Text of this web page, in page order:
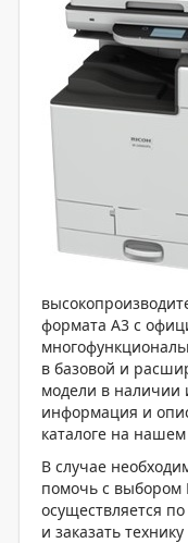
формата А3 с
в базовой и
модели в наличии
информация и
каталоге на нашем
В случае
помочь с
осуществляется
и заказать